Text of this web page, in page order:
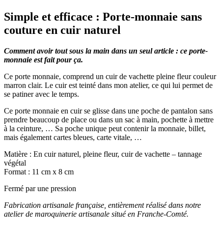
Simple et efficace : Porte-monnaie sans
couture en cuir naturel
Comment avoir tout sous la main dans un seul article : ce porte-
monnaie est fait pour ça.
Ce porte monnaie, comprend un cuir de vachette pleine fleur couleur
marron clair. Le cuir est teinté dans mon atelier, ce qui lui permet de
se patiner avec le temps.
Ce porte monnaie en cuir se glisse dans une poche de pantalon sans
prendre beaucoup de place ou dans un sac à main, pochette à mettre
à la ceinture, … Sa poche unique peut contenir la monnaie, billet,
mais également cartes bleues, carte vitale, …
Matière : En cuir naturel, pleine fleur, cuir de vachette – tannage
végétal
Format : 11 cm x 8 cm
Fermé par une pression
Fabrication artisanale française, entièrement réalisé dans notre
atelier de maroquinerie artisanale situé en Franche-Comté.